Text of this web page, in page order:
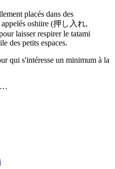
placés dans des
appelés oshiire (押し入れ,
laisser respirer le tatami
des petits espaces.
qui s'intéresse un minimum à la